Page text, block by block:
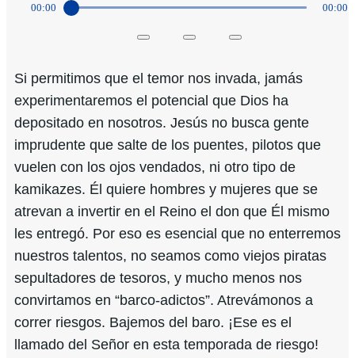
00:00 00:00
Si permitimos que el temor nos invada, jamás
experimentaremos el potencial que Dios ha
depositado en nosotros. Jesús no busca gente
imprudente que salte de los puentes, pilotos que
vuelen con los ojos vendados, ni otro tipo de
kamikazes. Él quiere hombres y mujeres que se
atrevan a invertir en el Reino el don que Él mismo
les entregó. Por eso es esencial que no enterremos
nuestros talentos, no seamos como viejos piratas
sepultadores de tesoros, y mucho menos nos
convirtamos en “barco-adictos”. Atrevámonos a
correr riesgos. Bajemos del baro. ¡Ese es el
llamado del Señor en esta temporada de riesgo!